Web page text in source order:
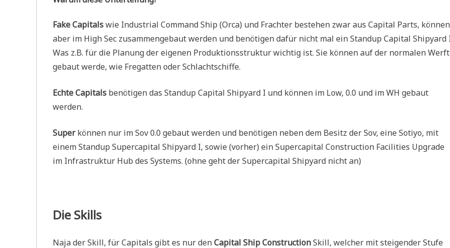
Fake Capitalswie Industrial Command Ship (Orca) und Frachter bestehen zwar aus Capital Parts, können
aber im High Sec zusammengebaut werden und benötigen dafür nicht mal ein Standup Capital Shipyard
Was z.B. für die Planung der eigenen Produktionsstruktur wichtig ist. Sie können auf der normalen Werft
gebaut werde, wie Fregatten oder Schlachtschiffe.
Echte Capitals benötigen das Standup Capital Shipyard I und können im Low, 0.0 und im WH gebaut
werden.
Superkönnen nur im Sov 0.0 gebaut werden und benötigen neben dem Besitz der Sov, eine Sotiyo, mit
einem Standup Supercapital Shipyard I, sowie (vorher) ein Supercapital Construction Facilities Upgrade
im Infrastruktur Hub des Systems. (ohne geht der Supercapital Shipyard nicht an)
Die Skills
Naja der Skill, für Capitals gibt es nur denCapital Ship ConstructionSkill, welcher mit steigender Stufe